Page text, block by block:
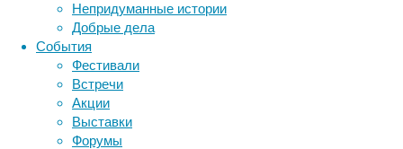
Непридуманные истории
Добрые дела
События
Фестивали
Встречи
Акции
Выставки
Форумы
онкология
поведение
сон социальные проблемы
физиология
эмоции